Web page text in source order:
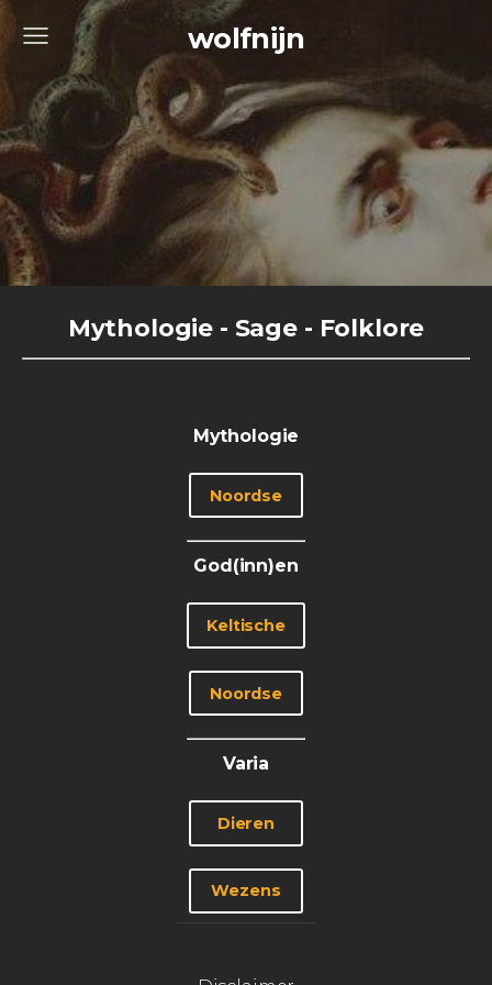
wolfnijn
Mythologie - Sage - Folklore
Mythologie
Noordse
God(inn)en
Keltische
Noordse
Varia
Dieren
Wezens